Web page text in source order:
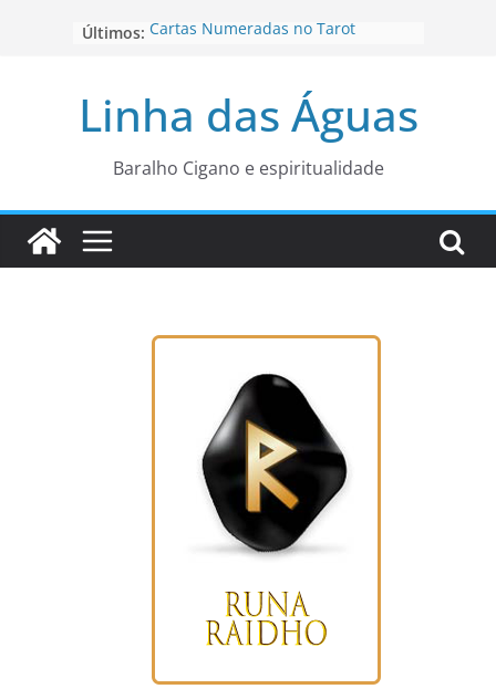
Últimos: Cartas Numeradas no Tarot
para está fase
Os Naipes no Tarot
Cartas da Corte no Tarot
Linha das Águas
Baralho Cigano e espiritualidade